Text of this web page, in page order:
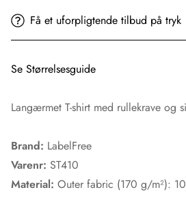
Få et uforpligtende tilbud på tryk
Se Størrelsesguide
Langærmet T-shirt med rullekrave og
Brand: LabelFree
Varenr: ST410
Material: Outer fabric (170 g/m²):